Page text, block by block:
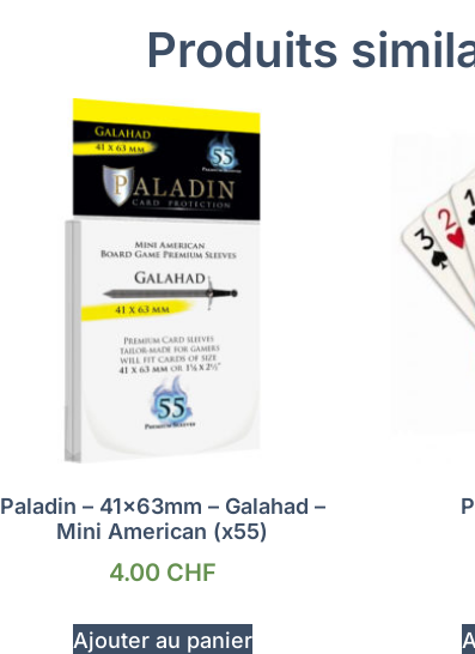
Produits
Paladin – 41x63mm – Galahad –
Mini American (x55)
4.00 CHF
Ajouter au panier